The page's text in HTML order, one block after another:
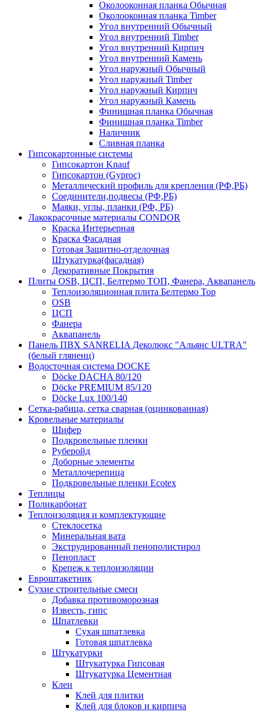
Околооконная планка Обычная
Околооконная планка Timber
Угол внутренний Обычный
Угол внутренний Timber
Угол внутренний Кирпич
Угол внутренний Камень
Угол наружный Обычный
Угол наружный Timber
Угол наружный Кирпич
Угол наружный Камень
Финишная планка Обычная
Финишная планка Timber
Наличник
Сливная планка
Гипсокартонные системы
Гипсокартон Knauf
Гипсокартон (Gyproc)
Металлический профиль для крепления (РФ,РБ)
Соединители,подвесы (РФ,РБ)
Маяки, углы, планки (РФ, РБ)
Лакокрасочные материалы CONDOR
Краска Интерьерная
Краска Фасадная
Готовая Защитно-отделочная
Штукатурка(фасадная)
Декоративные Покрытия
Плиты OSB, ЦСП, Белтермо ТОП, Фанера, Аквапанель
Теплоизоляционная плита Белтермо Top
OSB
ЦСП
Фанера
Аквапанель
Панель ПВХ SANRELIA Деколюкс "Альянс ULTRA"
(белый гляненц)
Водосточная система DOCKE
Döсkе DACHA 80/120
Döcke PREMIUM 85/120
Döсkе Luх 100/140
Сетка-рабица, сетка сварная (оцинкованная)
Кровельные материалы
Шифер
Подкровельные пленки
Руберойд
Доборные элементы
Металлочерепица
Подкровельные пленки Ecotex
Теплицы
Поликарбонат
Теплоизоляция и комплектующие
Стеклосетка
Минеральная вата
Экструдированный пенополистирол
Пенопласт
Крепеж к теплоизоляции
Евроштакетник
Сухие строительные смеси
Добавка противоморозная
Известь, гипс
Шпатлевки
Сухая шпатлевка
Готовая шпатлевка
Штукатурки
Штукатурка Гипсовая
Штукатурка Цементная
Клеи
Клей для плитки
Клей для блоков и кирпича